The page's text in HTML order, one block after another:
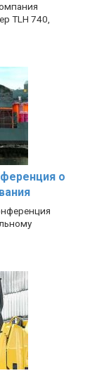
TLH 740,
о